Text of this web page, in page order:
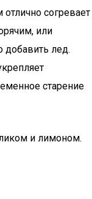
согревает
или
добавить лед.
старение
и лимоном.